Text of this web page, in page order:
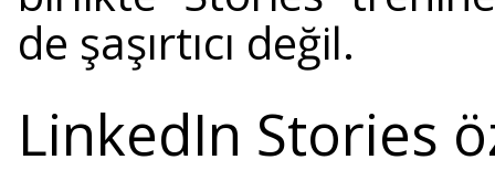
de şaşırtıcı değil.
LinkedIn Stories